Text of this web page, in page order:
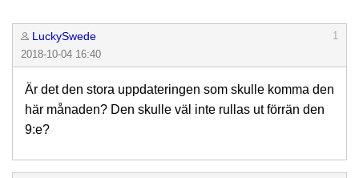
LuckySwede
1
2018-10-04 16:40
Är det den stora uppdateringen som skulle komma den
här månaden? Den skulle väl inte rullas ut förrän den
9:e?